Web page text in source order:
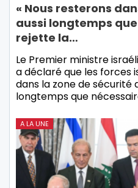
« Nous resterons
aussi longtemps
rejette la…
Le Premier ministre
a déclaré que les forces
dans la zone de sécurité
longtemps que
A LA UNE